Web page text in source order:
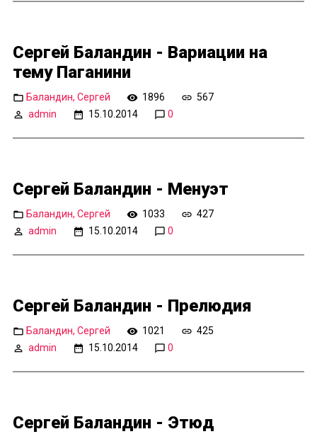
Сергей Баландин - Вариации на
тему Паганини
Баландин, Сергей 1896
567
admin
15.10.2014 0
Сергей Баландин - Менуэт
Баландин, Сергей 1033
427
admin
15.10.2014 0
Сергей Баландин - Прелюдия
Баландин, Сергей 1021
425
admin
15.10.2014 0
Сергей Баландин - Этюд